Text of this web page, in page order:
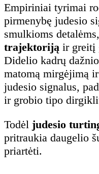
Empiriniai tyrimai
pirmenybę judesio
smulkioms
trajektoriją ir greitį
Didelio kadrų
matomą mirgėjimą
judesio signalus,
ir grobio tipo
Todėl judesio
pritraukia daugelio
priartėti.